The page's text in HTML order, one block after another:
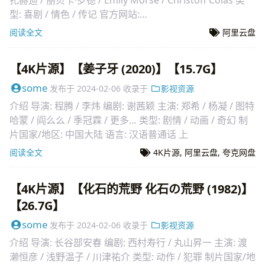
型: 喜剧 / 情色 / 传记 官方网站:
www.iamasexaddictthemovie.com 制片国家/地区: 美国
阅读全文 阿里云盘
【4K片源】【姜子牙 (2020)】【15.7G】
some 发布于 2024-02-06 收录于 影视资源
介绍 导演: 程腾 / 李炜 编剧: 谢茜颖 主演: 郑希 / 杨凝 / 图特
哈蒙 / 阎么么 / 季冠霖 / 更多… 类型: 剧情 / 动画 / 奇幻 制
片国家/地区: 中国大陆 语言: 汉语普通话 上
阅读全文 4K片源, 阿里云盘, 夸克网盘
【4K片源】【化石的荒野 化石の荒野 (1982)】
【26.7G】
some 发布于 2024-02-06 收录于 影视资源
介绍 导演: 长谷部安春 编剧: 西村寿行 / 丸山昇一 主演: 渡
濑恒彦 / 浅野温子 / 川津祐介 类型: 动作 / 犯罪 制片国家/地